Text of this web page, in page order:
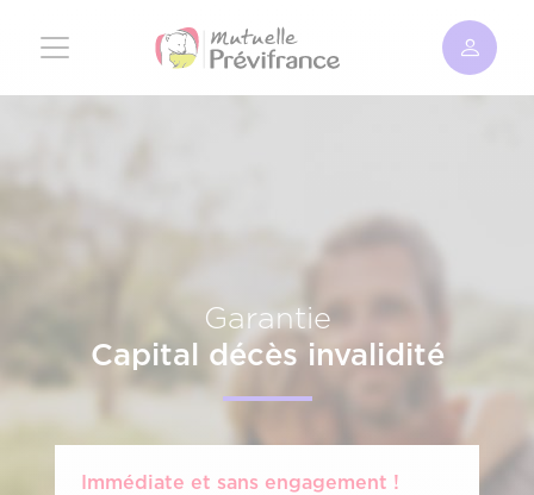
contenu
Garantie
Capital décès invalidité
Immédiate et sans engagement !